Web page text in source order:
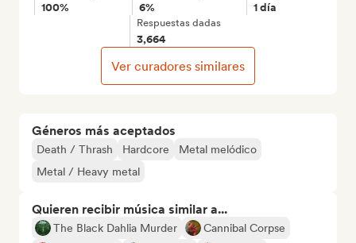
Géneros más aceptados
Death / Thrash Hardcore
Metal melódico
Metal / Heavy metal
Quieren recibir música similar a...
The Black Dahlia Murder
Cannibal Corpse
100% 6% 1 día
Respuestas dadas
3,664
Ver curadores similares